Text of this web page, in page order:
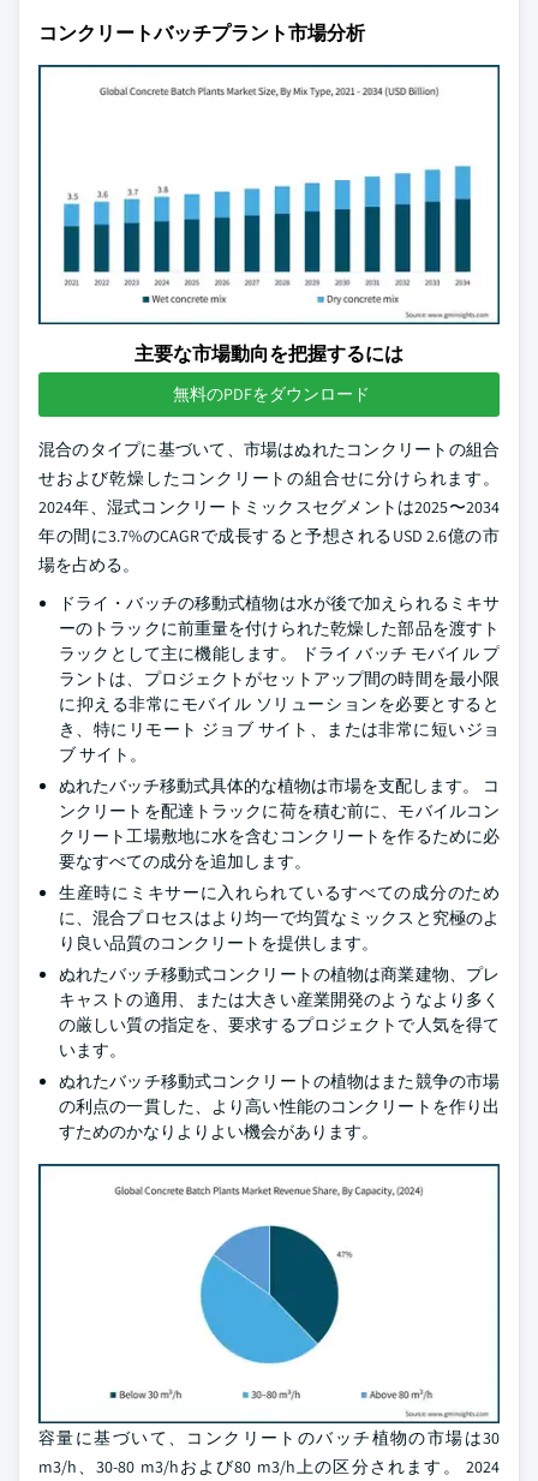
コンクリートバッチプラント市場分析
主要な市場動向を把握するには
無料のPDFをダウンロード
混合のタイプに基づいて、市場はぬれたコンクリートの組合
せおよび乾燥したコンクリートの組合せに分けられます。
2024年、湿式コンクリートミックスセグメントは2025〜2034
年の間に3.7%のCAGRで成長すると予想されるUSD 2.6億の市
場を占める。
ドライ・バッチの移動式植物は水が後で加えられるミキサ
ーのトラックに前重量を付けられた乾燥した部品を渡すト
ラックとして主に機能します。 ドライ バッチ モバイル プ
ラントは、プロジェクトがセットアップ間の時間を最小限
に抑える非常にモバイル ソリューションを必要とすると
き、特にリモート ジョブ サイト、または非常に短いジョ
ブ サイト。
ぬれたバッチ移動式具体的な植物は市場を支配します。 コ
ンクリートを配達トラックに荷を積む前に、モバイルコン
クリート工場敷地に水を含むコンクリートを作るために必
要なすべての成分を追加します。
生産時にミキサーに入れられているすべての成分のため
に、混合プロセスはより均一で均質なミックスと究極のよ
り良い品質のコンクリートを提供します。
ぬれたバッチ移動式コンクリートの植物は商業建物、プレ
キャストの適用、または大きい産業開発のようなより多く
の厳しい質の指定を、要求するプロジェクトで人気を得て
います。
ぬれたバッチ移動式コンクリートの植物はまた競争の市場
の利点の一貫した、より高い性能のコンクリートを作り出
すためのかなりよりよい機会があります。
容量に基づいて、コンクリートのバッチ植物の市場は30
m3/h、30-80 m3/hおよび80 m3/h上の区分されます。 2024